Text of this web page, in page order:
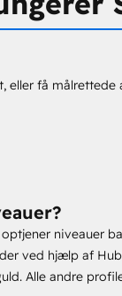
eller få målrettede
niveauer
ved hjælp af
Alle andre